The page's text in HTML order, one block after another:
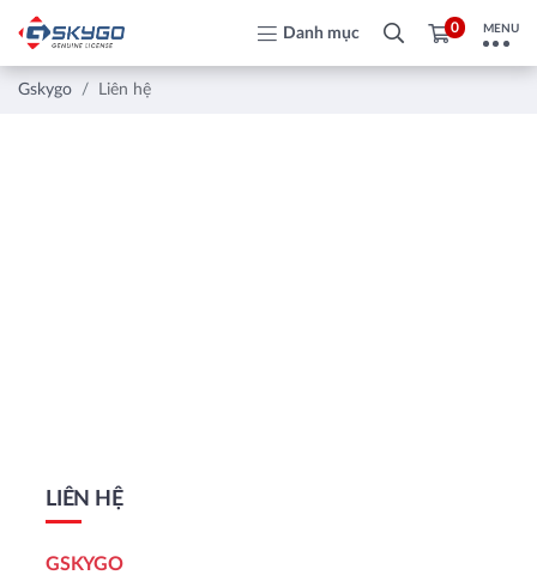
Danh mục 0 MENU
Gskygo Liên hệ
LIÊN HỆ
GSKYGO